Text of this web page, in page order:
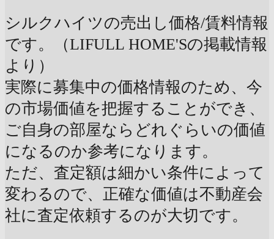
シルクハイツの売出し価格/賃料情報
です。（LIFULL HOME'Sの掲載情報
より）
実際に募集中の価格情報のため、今
の市場価値を把握することができ、
ご自身の部屋ならどれぐらいの価値
になるのか参考になります。
ただ、査定額は細かい条件によって
変わるので、正確な価値は不動産会
社に査定依頼するのが大切です。